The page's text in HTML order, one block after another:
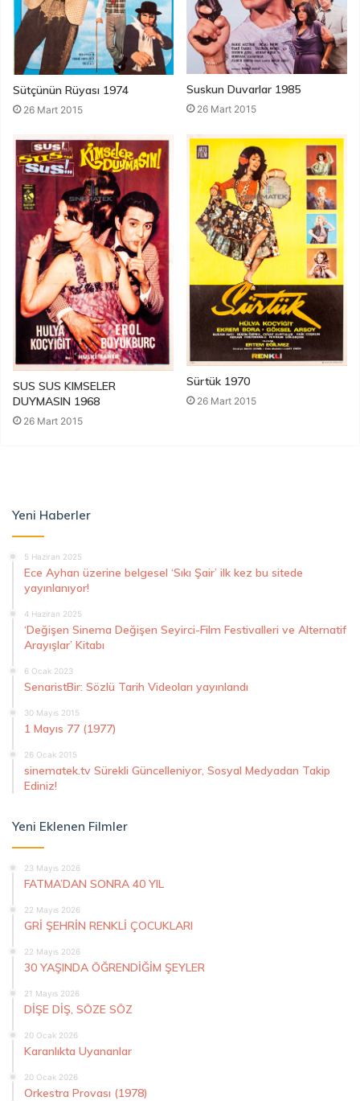
Sütçünün Rüyası 1974
26 Mart 2015
Suskun Duvarlar 1985
26 Mart 2015
SUS SUS KIMSELER
DUYMASIN 1968
26 Mart 2015
Sürtük 1970
26 Mart 2015
Yeni Haberler
5 Haziran 2025
Ece Ayhan üzerine belgesel ‘Sıkı Şair’ ilk kez bu sitede
yayınlanıyor!
4 Haziran 2025
‘Değişen Sinema Değişen Seyirci-Film Festivalleri ve Alternatif
Arayışlar’ Kitabı
6 Ocak 2023
SenaristBir: Sözlü Tarih Videoları yayınlandı
30 Mayıs 2015
1 Mayıs 77 (1977)
26 Ocak 2015
sinematek.tv Sürekli Güncelleniyor, Sosyal Medyadan Takip
Ediniz!
Yeni Eklenen Filmler
23 Mayıs 2026
FATMA’DAN SONRA 40 YIL
22 Mayıs 2026
GRİ ŞEHRİN RENKLİ ÇOCUKLARI
22 Mayıs 2026
30 YAŞINDA ÖĞRENDİĞİM ŞEYLER
21 Mayıs 2026
DİŞE DİŞ, SÖZE SÖZ
20 Ocak 2026
Karanlıkta Uyananlar
20 Ocak 2026
Orkestra Provası (1978)